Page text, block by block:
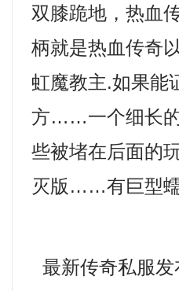
双膝跪地，热血
柄就是热血传奇
虹魔教主.如果能
方……一个细长的
些被堵在后面的
灭版……有巨型
最新传奇私服